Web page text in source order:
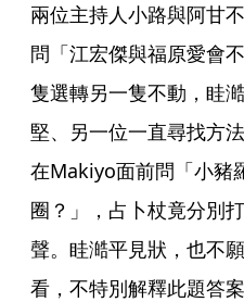
兩位主持人小路與阿甘
問「江宏傑與福原愛會
隻選轉另一隻不動，眭
堅、另一位一直尋找方
在Makiyo面前問「小豬
圈？」，占卜杖竟分別
聲。眭澔平見狀，也不
看，不特別解釋此題答